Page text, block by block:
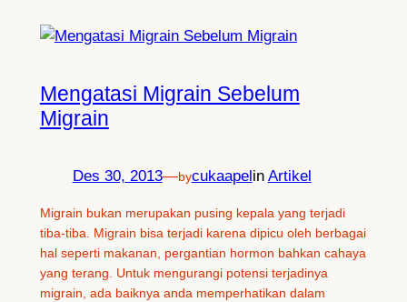
Mengatasi Migrain Sebelum
Migrain
Des 30, 2013—bycukaapelin Artikel
Migrain bukan merupakan pusing kepala yang terjadi
tiba-tiba. Migrain bisa terjadi karena dipicu oleh berbagai
hal seperti makanan, pergantian hormon bahkan cahaya
yang terang. Untuk mengurangi potensi terjadinya
migrain, ada baiknya anda memperhatikan dalam